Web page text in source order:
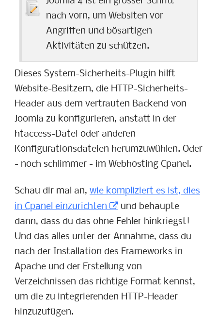
nach vorn, um Websiten vor
Angriffen und bösartigen
Aktivitäten zu schützen.
Dieses System-Sicherheits-Plugin hilft
Website-Besitzern, die HTTP-Sicherheits-
Header aus dem vertrauten Backend von
Joomla zu konfigurieren, anstatt in der
htaccess-Datei oder anderen
Konfigurationsdateien herumzuwühlen. Oder
- noch schlimmer - im Webhosting Cpanel.
Schau dir mal an, wie kompliziert es ist, dies
in Cpanel einzurichten
und behaupte
dann, dass du das ohne Fehler hinkriegst!
Und das alles unter der Annahme, dass du
nach der Installation des Frameworks in
Apache und der Erstellung von
Verzeichnissen das richtige Format kennst,
um die zu integrierenden HTTP-Header
hinzuzufügen.